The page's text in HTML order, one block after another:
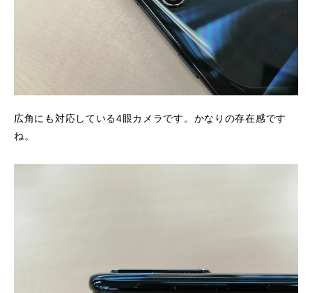
広角にも対応している4眼カメラです。かなりの存在感です
ね。